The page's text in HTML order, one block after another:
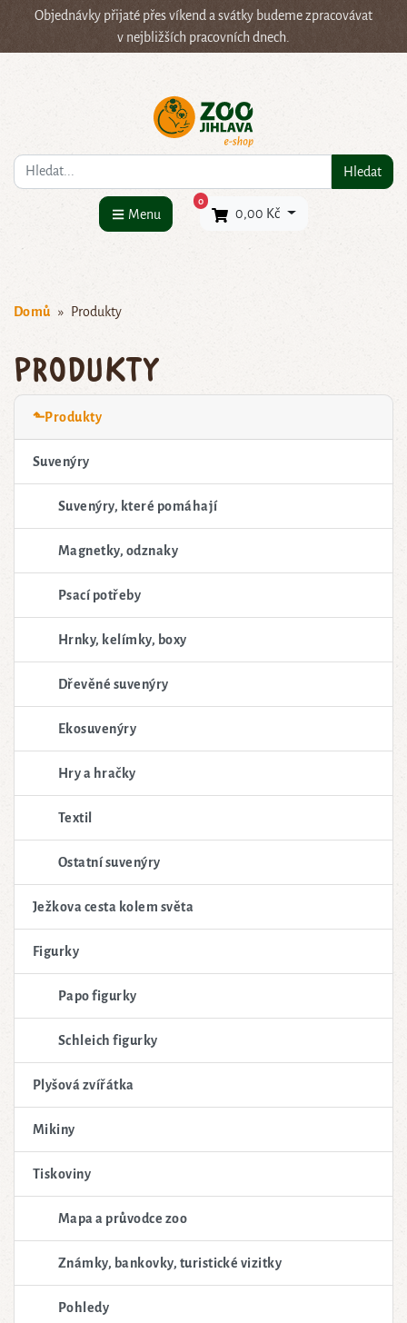
Objednávky přijaté přes víkend a svátky budeme zpracovávat
v nejbližších pracovních dnech.
Co hledáte? Hledat
Menu
0×
0,00 Kč
Domů Produkty
Produkty
⬑Produkty
Suvenýry
Suvenýry, které pomáhají
Magnetky, odznaky
Psací potřeby
Hrnky, kelímky, boxy
Dřevěné suvenýry
Ekosuvenýry
Hry a hračky
Textil
Ostatní suvenýry
Ježkova cesta kolem světa
Figurky
Papo figurky
Schleich figurky
Plyšová zvířátka
Mikiny
Tiskoviny
Mapa a průvodce zoo
Známky, bankovky, turistické vizitky
Pohledy